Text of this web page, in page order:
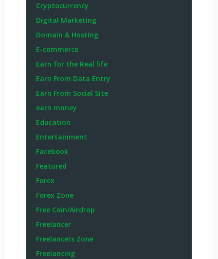
Cryptocurrency
Digital Marketing
Domain & Hosting
E-commerce
Earn for the Real life
Earn From Data Entry
Earn From Social Site
earn money
Education
Entertainment
Facebook
Featured
Forex
Forex Zone
Free Coin/Airdrop
Freelancer
Freelancers Zone
Freelancing